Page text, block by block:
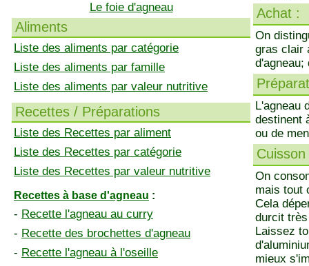
Le foie d'agneau
Aliments
Liste des aliments par catégorie
Liste des aliments par famille
Liste des aliments par valeur nutritive
Recettes / Préparations
Liste des Recettes par aliment
Liste des Recettes par catégorie
Liste des Recettes par valeur nutritive
Recettes à base d'agneau :
- Recette l'agneau au curry
- Recette des brochettes d'agneau
- Recette l'agneau à l'oseille
Achat :
On
gras clair
d'agneau;
L'agneau
destinent
ou de
Cuisson
On
mais tout
Cela
durcit
Laissez
mieux